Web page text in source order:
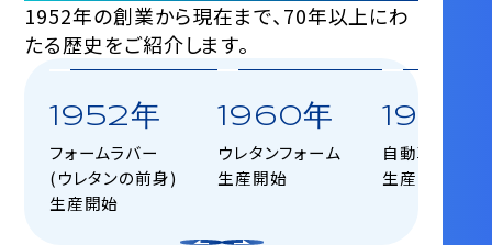
1952年の創業から現在まで、70年以上にわ
たる歴史をご紹介します。
1952年
フォームラバー
(ウレタンの前身)
生産開始
1960年
ウレタンフォーム
生産開始
1968
自動車用シー
生産開始